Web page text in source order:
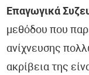
Επαγωγικά
μεθόδου που
ανίχνευσης
ακρίβεια της